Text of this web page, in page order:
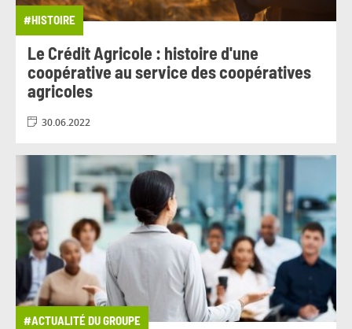
#VOTRE ARGENT
#ÉNERGIE #ÉVÉNEMENT
#HISTOIRE
Le Crédit Agricole : histoire d'une
coopérative au service des coopératives
agricoles
30.06.2022
#ACTUALITÉ DU GROUPE